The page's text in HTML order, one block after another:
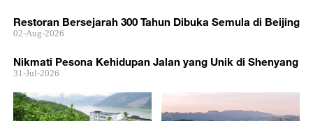
Restoran Bersejarah 300 Tahun Dibuka Semula di Beijing
02-Aug-2026
Nikmati Pesona Kehidupan Jalan yang Unik di Shenyang
31-Jul-2026